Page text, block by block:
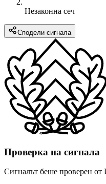
Незаконна сеч
Сподели сигнала
Проверка на сигнала
Сигналът беше проверен от